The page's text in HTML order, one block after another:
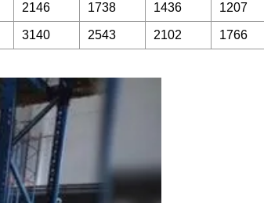
2146 1738 1436 1207
3140 2543 2102 1766